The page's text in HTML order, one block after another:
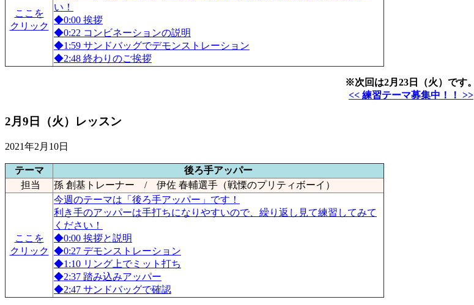
ここを
クリック
い！
◆0:00 挨拶
◆0:22 コンビネーションの説明
◆1:59 サンドバッグでデモンストレーション
◆2:48 終わりのご挨拶
※次回は2月23日（火）です。
<< 練習テーマ募集中！！ >>
2月9日（火）レッスン
2021年2月10日
テーマ
後ろ手アッパー
担当
孫 創基トレーナー / 伊佐 春輔選手（戦慄のプリティボーイ）
ここを
クリック
今週のテーマは「後ろ手アッパー」です！
利き手のアッパーは手打ちになりやすいので、繰り返し見て練習してみて
ください！
◆0:00 挨拶と説明
◆0:27 デモンストレーション
◆1:10 リング上でミット打ち
◆2:37 踏み込みアッパー
◆2:47 サンドバッグで確認